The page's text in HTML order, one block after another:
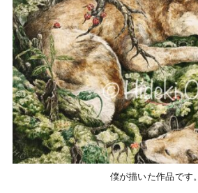
僕が描いた作品です。